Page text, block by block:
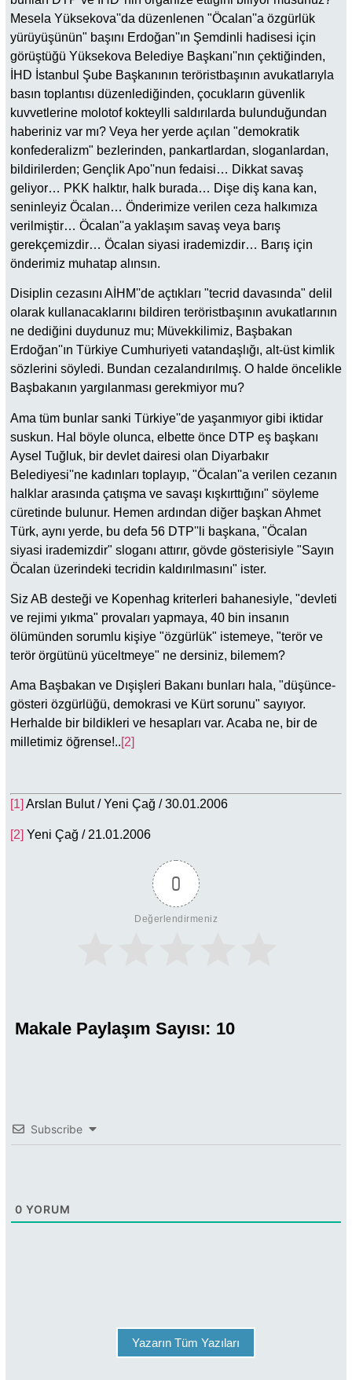
Mesela Yüksekova''da düzenlenen "Öcalan''a özgürlük
yürüyüşünün" başını Erdoğan''ın Şemdinli hadisesi için
görüştüğü Yüksekova Belediye Başkanı''nın çektiğinden,
İHD İstanbul Şube Başkanının teröristbaşının avukatlarıyla
basın toplantısı düzenlediğinden, çocukların güvenlik
kuvvetlerine molotof kokteylli saldırılarda bulunduğundan
haberiniz var mı? Veya her yerde açılan "demokratik
konfederalizm" bezlerinden, pankartlardan, sloganlardan,
bildirilerden; Gençlik Apo''nun fedaisi… Dikkat savaş
geliyor… PKK halktır, halk burada… Dişe diş kana kan,
seninleyiz Öcalan… Önderimize verilen ceza halkımıza
verilmiştir… Öcalan''a yaklaşım savaş veya barış
gerekçemizdir… Öcalan siyasi irademizdir… Barış için
önderimiz muhatap alınsın.
Disiplin cezasını AİHM''de açtıkları "tecrid davasında" delil
olarak kullanacaklarını bildiren teröristbaşının avukatlarının
ne dediğini duydunuz mu; Müvekkilimiz, Başbakan
Erdoğan''ın Türkiye Cumhuriyeti vatandaşlığı, alt-üst kimlik
sözlerini söyledi. Bundan cezalandırılmış. O halde öncelikle
Başbakanın yargılanması gerekmiyor mu?
Ama tüm bunlar sanki Türkiye''de yaşanmıyor gibi iktidar
suskun. Hal böyle olunca, elbette önce DTP eş başkanı
Aysel Tuğluk, bir devlet dairesi olan Diyarbakır
Belediyesi''ne kadınları toplayıp, "Öcalan''a verilen cezanın
halklar arasında çatışma ve savaşı kışkırttığını" söyleme
cüretinde bulunur. Hemen ardından diğer başkan Ahmet
Türk, aynı yerde, bu defa 56 DTP''li başkana, "Öcalan
siyasi irademizdir" sloganı attırır, gövde gösterisiyle "Sayın
Öcalan üzerindeki tecridin kaldırılmasını" ister.
Siz AB desteği ve Kopenhag kriterleri bahanesiyle, "devleti
ve rejimi yıkma" provaları yapmaya, 40 bin insanın
ölümünden sorumlu kişiye "özgürlük" istemeye, "terör ve
terör örgütünü yüceltmeye" ne dersiniz, bilemem?
Ama Başbakan ve Dışişleri Bakanı bunları hala, "düşünce-
gösteri özgürlüğü, demokrasi ve Kürt sorunu" sayıyor.
Herhalde bir bildikleri ve hesapları var. Acaba ne, bir de
milletimiz öğrense!.. [2]
[1] Arslan Bulut / Yeni Çağ / 30.01.2006
[2] Yeni Çağ / 21.01.2006
0
Değerlendirmeniz
Makale Paylaşım Sayısı: 10
Subscribe
0 YORUM
Yazarın Tüm Yazıları